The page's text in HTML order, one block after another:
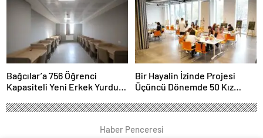
Bağcılar’a 756 Öğrenci
Kapasiteli Yeni Erkek Yurdu
Bir Hayalin İzinde Projesi
Üçüncü Dönemde 50 Kız
Haber Penceresi